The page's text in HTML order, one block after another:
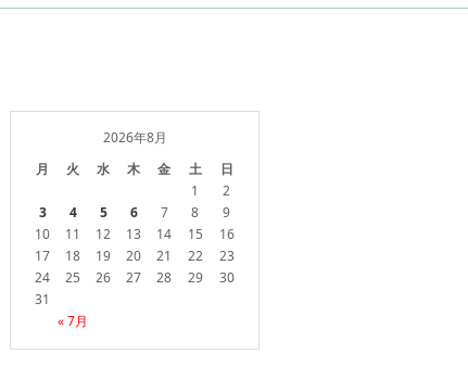
2026年8月
月
火 水 木 金 土 日
« 7月
1
2
3
4 5 6 7 8
9
10
11 12 13 14 15
16
17
18 19 20 21 22
23
24
25 26 27 28 29
30
31